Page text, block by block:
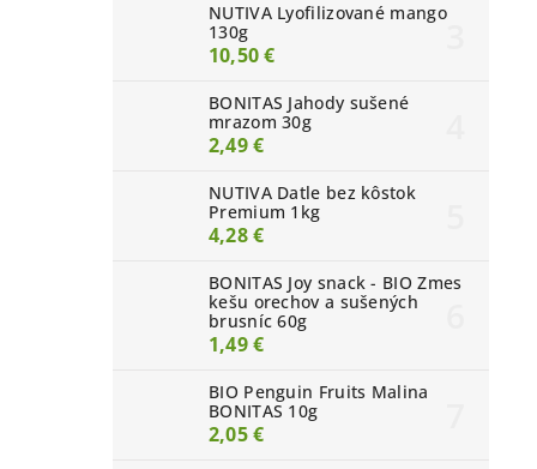
NUTIVA Lyofilizované mango
130g
10,50 €
BONITAS Jahody sušené
mrazom 30g
2,49 €
NUTIVA Datle bez kôstok
Premium 1kg
4,28 €
BONITAS Joy snack - BIO Zmes
kešu orechov a sušených
brusníc 60g
1,49 €
BIO Penguin Fruits Malina
BONITAS 10g
2,05 €